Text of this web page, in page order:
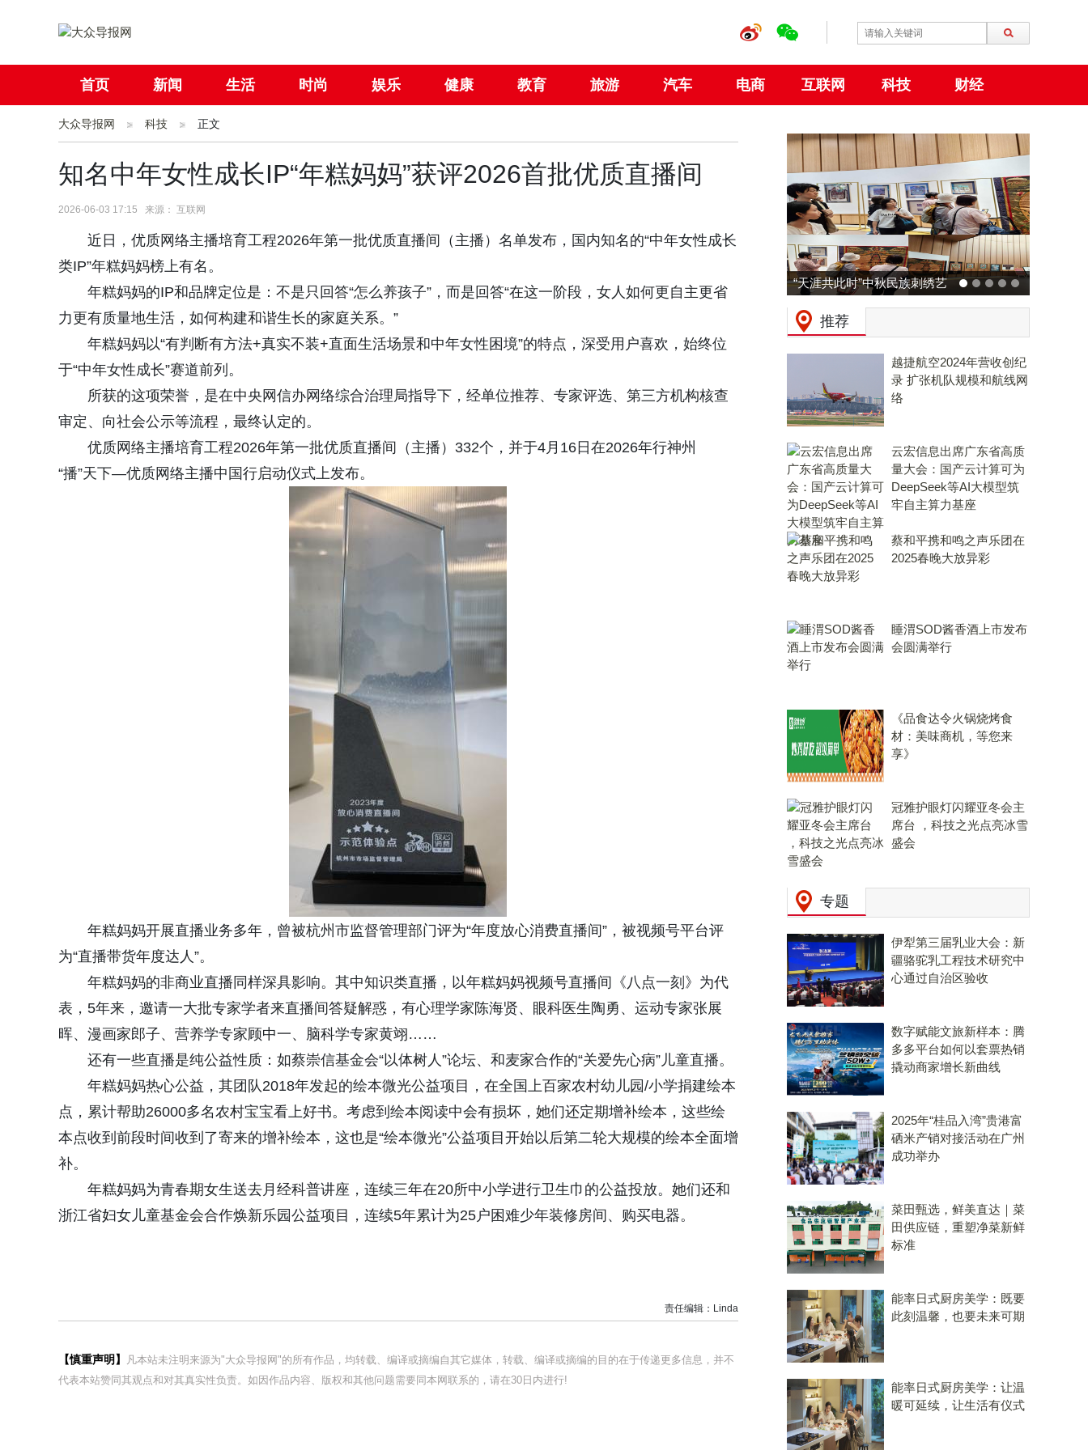
首页 新闻 生活 时尚 娱乐 健康 教育 旅游 汽车 电商 互联网 科技 财经
社会 国际
大众导报网 科技 正文
知名中年女性成长IP“年糕妈妈”获评2026首批优质直播间
2026-06-03 17:15 来源： 互联网
近日，优质网络主播培育工程2026年第一批优质直播间（主播）名单发布，国内知名的“中年女性成长
类IP”年糕妈妈榜上有名。
年糕妈妈的IP和品牌定位是：不是只回答“怎么养孩子”，而是回答“在这一阶段，女人如何更自主更省
力更有质量地生活，如何构建和谐生长的家庭关系。”
年糕妈妈以“有判断有方法+真实不装+直面生活场景和中年女性困境”的特点，深受用户喜欢，始终位
于“中年女性成长”赛道前列。
所获的这项荣誉，是在中央网信办网络综合治理局指导下，经单位推荐、专家评选、第三方机构核查
审定、向社会公示等流程，最终认定的。
优质网络主播培育工程2026年第一批优质直播间（主播）332个，并于4月16日在2026年行神州
“播”天下—优质网络主播中国行启动仪式上发布。
年糕妈妈开展直播业务多年，曾被杭州市监督管理部门评为“年度放心消费直播间”，被视频号平台评
为“直播带货年度达人”。
年糕妈妈的非商业直播同样深具影响。其中知识类直播，以年糕妈妈视频号直播间《八点一刻》为代
表，5年来，邀请一大批专家学者来直播间答疑解惑，有心理学家陈海贤、眼科医生陶勇、运动专家张展
晖、漫画家郎子、营养学专家顾中一、脑科学专家黄翊……
还有一些直播是纯公益性质：如蔡崇信基金会“以体树人”论坛、和麦家合作的“关爱先心病”儿童直播。
年糕妈妈热心公益，其团队2018年发起的绘本微光公益项目，在全国上百家农村幼儿园/小学捐建绘本
点，累计帮助26000多名农村宝宝看上好书。考虑到绘本阅读中会有损坏，她们还定期增补绘本，这些绘
本点收到前段时间收到了寄来的增补绘本，这也是“绘本微光”公益项目开始以后第二轮大规模的绘本全面增
补。
年糕妈妈为青春期女生送去月经科普讲座，连续三年在20所中小学进行卫生巾的公益投放。她们还和
浙江省妇女儿童基金会合作焕新乐园公益项目，连续5年累计为25户困难少年装修房间、购买电器。
责任编辑：Linda
【慎重声明】
凡本站未注明来源为"大众导报网"的所有作品，均转载、编译或摘编自其它媒体，转载、编译或摘编的目的在于传递更多信息，并不
代表本站赞同其观点和对其真实性负责。如因作品内容、版权和其他问题需要同本网联系的，请在30日内进行!
“天涯共此时”中秋民族刺绣艺
术特展 在大阪世博会中国馆
成功举行
推荐
越捷航空2024年营收创纪
录 扩张机队规模和航线网
络
云宏信息出席广东省高质
量大会：国产云计算可为
DeepSeek等AI大模型筑
牢自主算力基座
蔡和平携和鸣之声乐团在
2025春晚大放异彩
睡渭SOD酱香酒上市发布
会圆满举行
《品食达令火锅烧烤食
材：美味商机，等您来
享》
冠雅护眼灯闪耀亚冬会主
席台 ，科技之光点亮冰雪
盛会
专题
伊犁第三届乳业大会：新
疆骆驼乳工程技术研究中
心通过自治区验收
数字赋能文旅新样本：腾
多多平台如何以套票热销
撬动商家增长新曲线
2025年“桂品入湾”贵港富
硒米产销对接活动在广州
成功举办
菜田甄选，鲜美直达｜菜
田供应链，重塑净菜新鲜
标准
能率日式厨房美学：既要
此刻温馨，也要未来可期
能率日式厨房美学：让温
暖可延续，让生活有仪式